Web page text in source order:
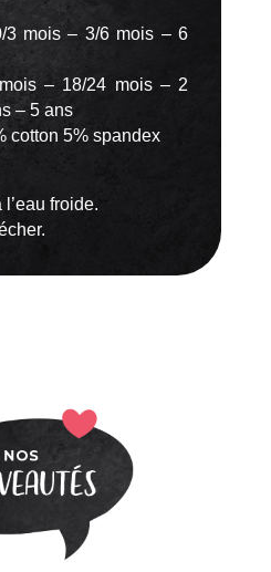
3 mois – 3/6 mois – 6
– 18/24 mois – 2
– 5 ans
cotton 5% spandex
froide.